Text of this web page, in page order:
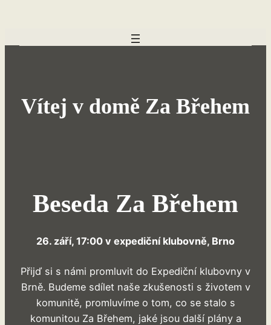
Vítej v domě Za Břehem
Beseda Za Břehem
26. září, 17:00 v expediční klubovně, Brno
Přijď si s námi promluvit do Expediční klubovny v
Brně. Budeme sdílet naše zkušenosti s životem v
komunitě, promluvíme o tom, co se stalo s
komunitou Za Břehem, jaké jsou další plány a